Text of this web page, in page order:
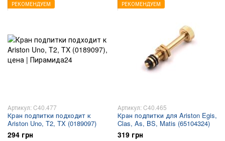
РЕКОМЕНДУЕМ
Артикул: C40.477
Кран подпитки подходит к
Ariston Uno, T2, TX (0189097)
294 грн
РЕКОМЕНДУЕМ
Артикул: C40.465
Кран подпитки для Ariston Egis,
Clas, As, BS, Matis (65104324)
319 грн